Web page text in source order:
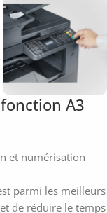
A3
et numérisation
parmi les meilleurs
de réduire le temps